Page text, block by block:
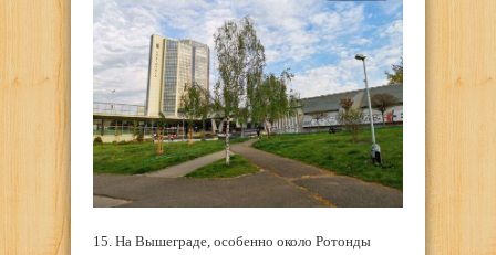
15. На Вышеграде, особенно около Ротонды